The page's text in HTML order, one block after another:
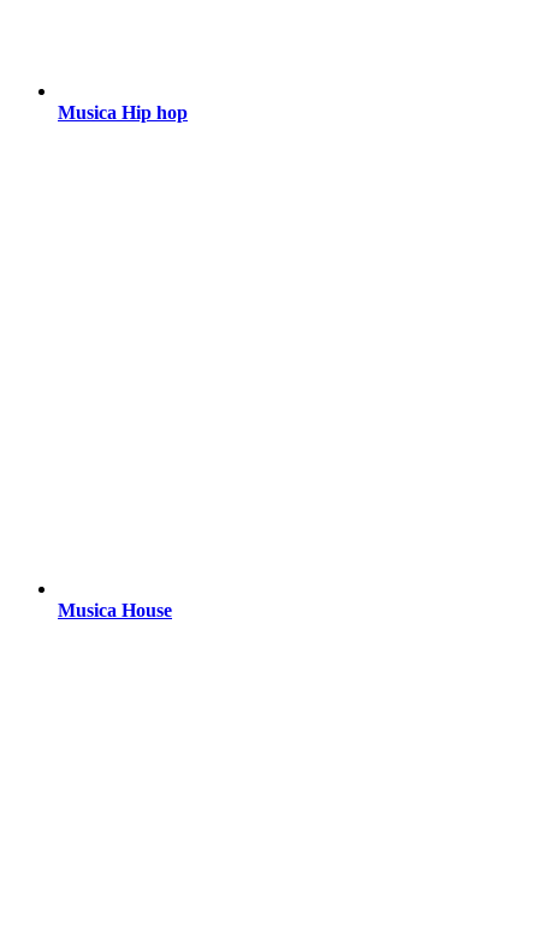
Musica Hip hop
Musica House